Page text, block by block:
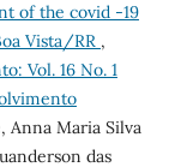
of the covid -19
Vista/RR ,
Vol. 16 No. 1
Anna Maria Silva
das